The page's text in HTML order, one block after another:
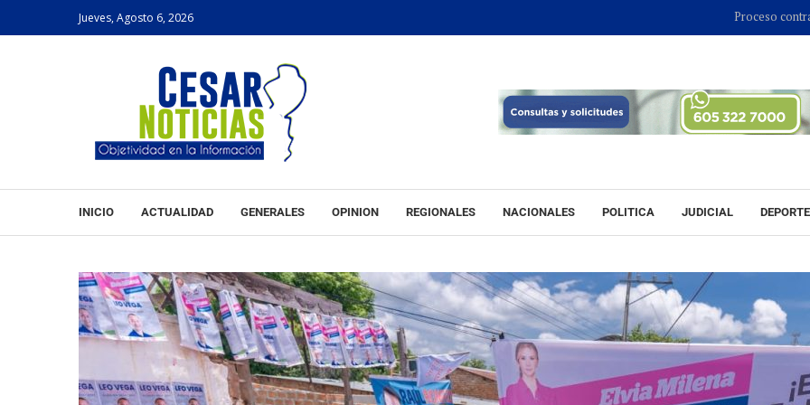
Jueves, Agosto 6, 2026 Proceso contra Jorge Alfredo
INICIO ACTUALIDAD GENERALES OPINION REGIONALES NACIONALES POLITICA JUDICIAL